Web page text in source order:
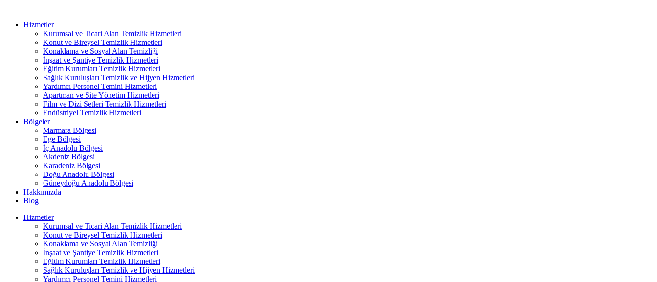
Hizmetler
Kurumsal ve Ticari Alan Temizlik Hizmetleri
Konut ve Bireysel Temizlik Hizmetleri
Konaklama ve Sosyal Alan Temizliği
İnşaat ve Şantiye Temizlik Hizmetleri
Eğitim Kurumları Temizlik Hizmetleri
Sağlık Kuruluşları Temizlik ve Hijyen Hizmetleri
Yardımcı Personel Temini Hizmetleri
Apartman ve Site Yönetim Hizmetleri
Film ve Dizi Setleri Temizlik Hizmetleri
Endüstriyel Temizlik Hizmetleri
Bölgeler
Marmara Bölgesi
Ege Bölgesi
İç Anadolu Bölgesi
Akdeniz Bölgesi
Karadeniz Bölgesi
Doğu Anadolu Bölgesi
Güneydoğu Anadolu Bölgesi
Hakkımızda
Blog
Hizmetler
Kurumsal ve Ticari Alan Temizlik Hizmetleri
Konut ve Bireysel Temizlik Hizmetleri
Konaklama ve Sosyal Alan Temizliği
İnşaat ve Şantiye Temizlik Hizmetleri
Eğitim Kurumları Temizlik Hizmetleri
Sağlık Kuruluşları Temizlik ve Hijyen Hizmetleri
Yardımcı Personel Temini Hizmetleri